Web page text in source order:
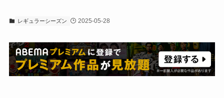
レギュラーシーズン 2025-05-28